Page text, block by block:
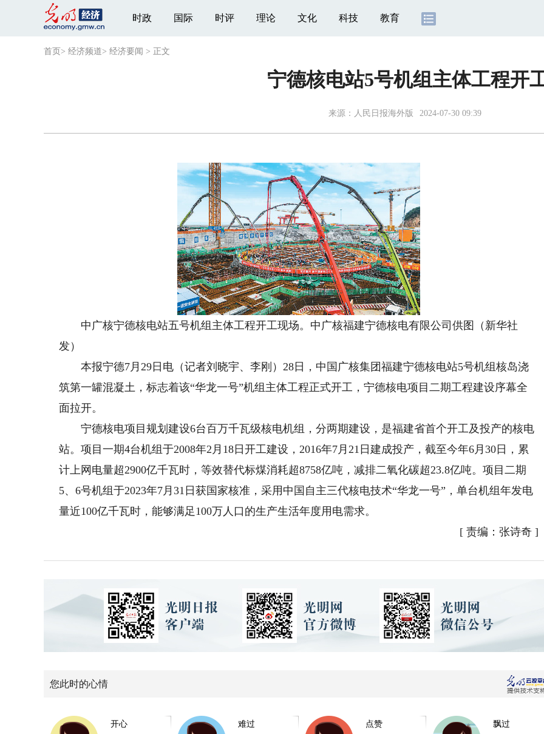
时政 国际 时评 理论 文化 科技 教育
首页 > 经济频道> 经济要闻 > 正文
宁德核电站5号机组主体工程开
来源： 人民日报海外版 2024-07-30 09:39
中广核宁德核电站五号机组主体工程开工现场。中广核福建宁德核电有限公司供图（新华社
发）
本报宁德7月29日电（记者刘晓宇、李刚）28日，中国广核集团福建宁德核电站5号机组核岛浇
筑第一罐混凝土，标志着该“华龙一号”机组主体工程正式开工，宁德核电项目二期工程建设序幕全
面拉开。
宁德核电项目规划建设6台百万千瓦级核电机组，分两期建设，是福建省首个开工及投产的核电
站。项目一期4台机组于2008年2月18日开工建设，2016年7月21日建成投产，截至今年6月30日，累
计上网电量超2900亿千瓦时，等效替代标煤消耗超8758亿吨，减排二氧化碳超23.8亿吨。项目二期
5、6号机组于2023年7月31日获国家核准，采用中国自主三代核电技术“华龙一号”，单台机组年发电
量近100亿千瓦时，能够满足100万人口的生产生活年度用电需求。
[ 责编：张诗奇]
您此时的心情
开心 难过 点赞 飘过